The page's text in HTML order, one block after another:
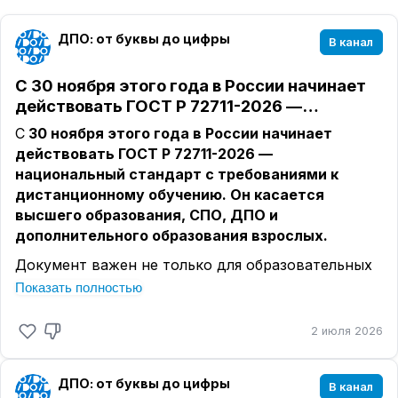
ДПО: от буквы до цифры В канал
С 30 ноября этого года в России начинает
действовать ГОСТ Р 72711-2026 —…
С 30 ноября этого года в России начинает
действовать ГОСТ Р 72711-2026 —
национальный стандарт с требованиями к
дистанционному обучению. Он касается
высшего образования, СПО, ДПО и
дополнительного образования взрослых.
Документ важен не только для образовательных
организаций, но и для заказчиков обучения:
покупают обучение для сотрудников.
В стандарте есть три момента, на которые
стоит смотреть особенно внимательно.
Показать полностью
2 июля 2026
ДПО: от буквы до цифры В канал